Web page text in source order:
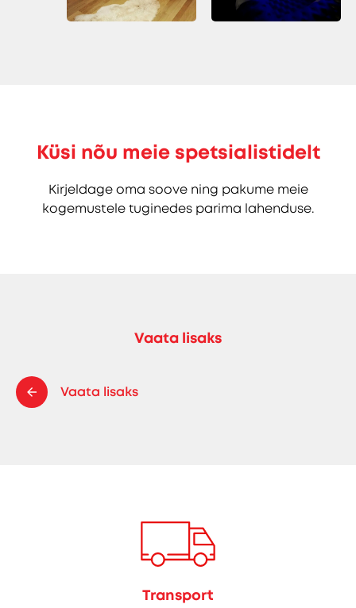
Küsi nõu meie spetsialistidelt
Kirjeldage oma soove ning pakume meie
kogemustele tuginedes parima lahenduse.
Vaata lisaks
Vaata lisaks
Transport